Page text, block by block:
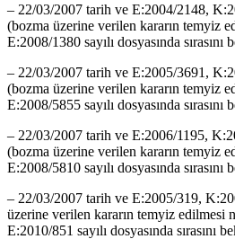
– 22/03/2007 tarih ve E:2004/2148,
(bozma üzerine verilen kararın temyiz
E:2008/1380 sayılı dosyasında sırasını
– 22/03/2007 tarih ve E:2005/3691,
(bozma üzerine verilen kararın temyiz
E:2008/5855 sayılı dosyasında sırasını
– 22/03/2007 tarih ve E:2006/1195,
(bozma üzerine verilen kararın temyiz
E:2008/5810 sayılı dosyasında sırasını
– 22/03/2007 tarih ve E:2005/319,
üzerine verilen kararın temyiz edilmesi
E:2010/851 sayılı dosyasında sırasını